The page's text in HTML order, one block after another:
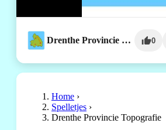
Drenthe Provincie Topografie 0
Home ›
Spelletjes ›
Drenthe Provincie Topografie